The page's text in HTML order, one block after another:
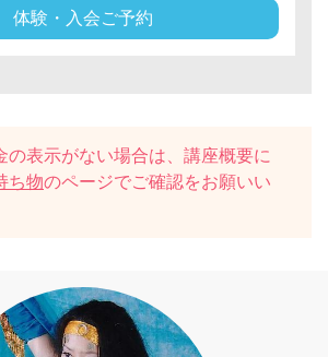
体験・入会ご予約
の表示がない場合は、講座概要に
ち物のページでご確認をお願いい